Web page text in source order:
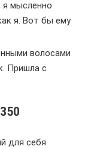
я мысленно
я. Вот бы ему
волосами
Пришла с
для себя